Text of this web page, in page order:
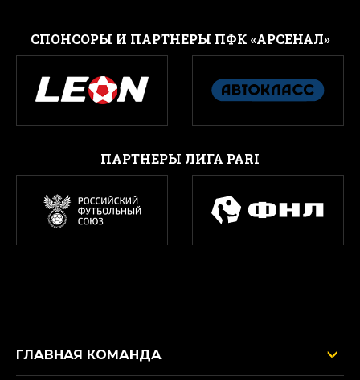
CПОНСОРЫ И ПАРТНЕРЫ ПФК «АРСЕНАЛ»
ПАРТНЕРЫ ЛИГА PARI
ГЛАВНАЯ КОМАНДА